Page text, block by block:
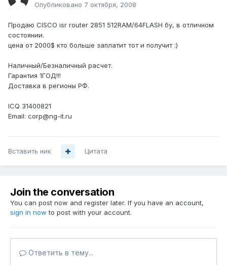
Опубликовано 7 октября, 2008
Продаю CISCO isr router 2851 512RAM/64FLASH бу, в отличном
состоянии.
цена от 2000$ кто больше заплатит тот и получит :)
Наличный/Безналичный расчет.
Гарантия 1ГОД!!!
Доставка в регионы РФ.
ICQ 31400821
Email: corp@ng-it.ru
Вставить ник Цитата
Join the conversation
You can post now and register later. If you have an account,
sign in now to post with your account.
Ответить в тему...